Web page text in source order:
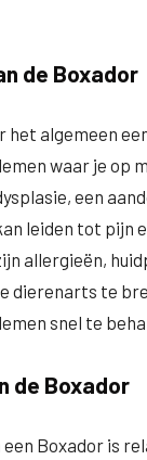
de Boxador
het algemeen
waar je op
een
leiden tot pijn
allergieën,
dierenarts te
snel te
de Boxador
een Boxador is